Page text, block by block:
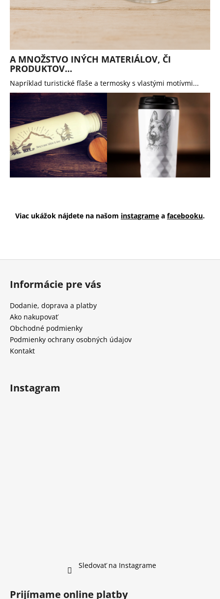
A MNOŽSTVO INÝCH MATERIÁLOV, ČI
PRODUKTOV...
Napríklad turistické fľaše a termosky s vlastými motívmi...
Viac ukážok nájdete na našom instagrame a facebooku.
Z
Informácie pre vás
Dodanie, doprava a platby
Ako nakupovať
Obchodné podmienky
Podmienky ochrany osobných údajov
Kontakt
Instagram
Sledovať na Instagrame
Prijímame online platby